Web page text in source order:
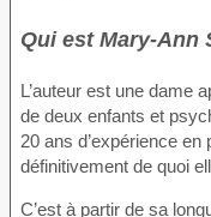
Qui est Mary-Ann
L’auteur est une dame
de deux enfants et
20 ans d’expérience
définitivement de quoi
C’est à partir de sa